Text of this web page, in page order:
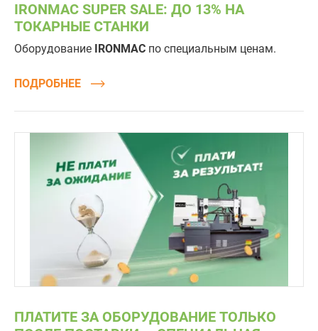
IRONMAC SUPER SALE: ДО 13% НА
ТОКАРНЫЕ СТАНКИ
Оборудование IRONMAC по специальным ценам.
ПОДРОБНЕЕ
ПЛАТИТЕ ЗА ОБОРУДОВАНИЕ ТОЛЬКО